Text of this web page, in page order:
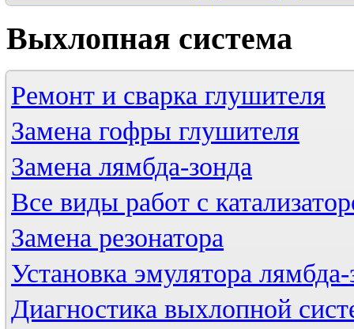
Выхлопная система
Ремонт и сварка глушителя
Замена гофры глушителя
Замена лямбда-зонда
Все виды работ с
Замена резонатора
Установка эмулятора лямбда-
Диагностика выхлопной